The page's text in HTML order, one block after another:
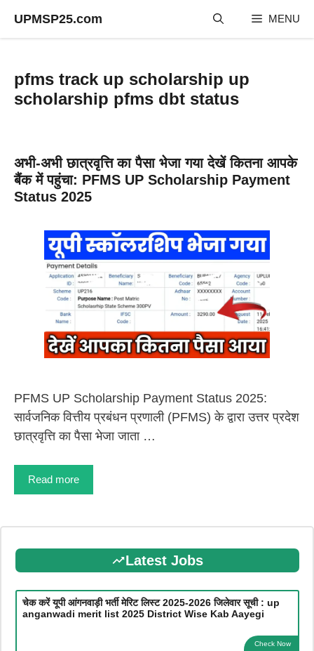
UPMSP25.com MENU
pfms track up scholarship up
scholarship pfms dbt status
अभी-अभी छात्रवृत्ति का पैसा भेजा गया देखें कितना आपके
बैंक में पहुंचा: PFMS UP Scholarship Payment
Status 2025
PFMS UP Scholarship Payment Status 2025:
सार्वजनिक वित्तीय प्रबंधन प्रणाली (PFMS) के द्वारा उत्तर प्रदेश
छात्रवृत्ति का पैसा भेजा जाता …
Read more
Latest Jobs
चेक करें यूपी आंगनवाड़ी भर्ती मेरिट लिस्ट 2025-2026 जिलेवार सूची : up
anganwadi merit list 2025 District Wise Kab Aayegi
Check Now